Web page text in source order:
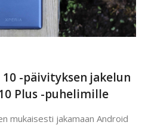
-päivityksen jakelun
Plus -puhelimille
mukaisesti jakamaan Android